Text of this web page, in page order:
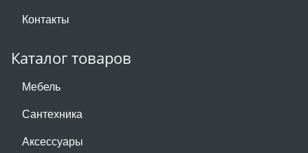
Контакты
Каталог товаров
Мебель
Сантехника
Аксессуары